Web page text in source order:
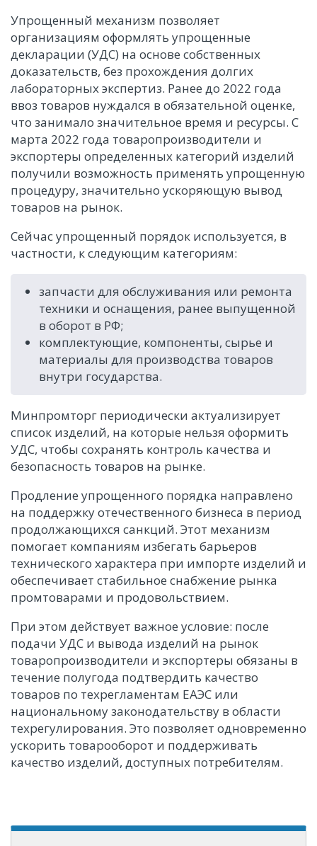
Упрощенный механизм позволяет
организациям оформлять упрощенные
декларации (УДС) на основе собственных
доказательств, без прохождения долгих
лабораторных экспертиз. Ранее до 2022 года
ввоз товаров нуждался в обязательной оценке,
что занимало значительное время и ресурсы. С
марта 2022 года товаропроизводители и
экспортеры определенных категорий изделий
получили возможность применять упрощенную
процедуру, значительно ускоряющую вывод
товаров на рынок.
Сейчас упрощенный порядок используется, в
частности, к следующим категориям:
запчасти для обслуживания или ремонта
техники и оснащения, ранее выпущенной
в оборот в РФ;
комплектующие, компоненты, сырье и
материалы для производства товаров
внутри государства.
Минпромторг периодически актуализирует
список изделий, на которые нельзя оформить
УДС, чтобы сохранять контроль качества и
безопасность товаров на рынке.
Продление упрощенного порядка направлено
на поддержку отечественного бизнеса в период
продолжающихся санкций. Этот механизм
помогает компаниям избегать барьеров
технического характера при импорте изделий и
обеспечивает стабильное снабжение рынка
промтоварами и продовольствием.
При этом действует важное условие: после
подачи УДС и вывода изделий на рынок
товаропроизводители и экспортеры обязаны в
течение полугода подтвердить качество
товаров по техрегламентам ЕАЭС или
национальному законодательству в области
техрегулирования. Это позволяет одновременно
ускорить товарооборот и поддерживать
качество изделий, доступных потребителям.